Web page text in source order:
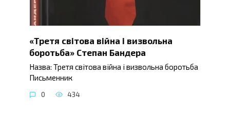
«Третя світова війна і визвольна
боротьба» Степан Бандера
Назва: Третя світова війна і визвольна боротьба
Письменник
0 434